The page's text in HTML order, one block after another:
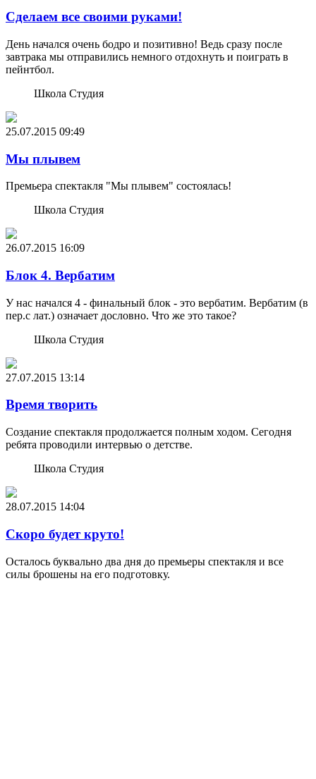
Сделаем все своими руками!
День начался очень бодро и позитивно! Ведь сразу после
завтрака мы отправились немного отдохнуть и поиграть в
пейнтбол.
Школа Студия
25.07.2015 09:49
Мы плывем
Премьера спектакля "Мы плывем" состоялась!
Школа Студия
26.07.2015 16:09
Блок 4. Вербатим
У нас начался 4 - финальный блок - это вербатим. Вербатим (в
пер.с лат.) означает дословно. Что же это такое?
Школа Студия
27.07.2015 13:14
Время творить
Создание спектакля продолжается полным ходом. Сегодня
ребята проводили интервью о детстве.
Школа Студия
28.07.2015 14:04
Скоро будет круто!
Осталось буквально два дня до премьеры спектакля и все
силы брошены на его подготовку.